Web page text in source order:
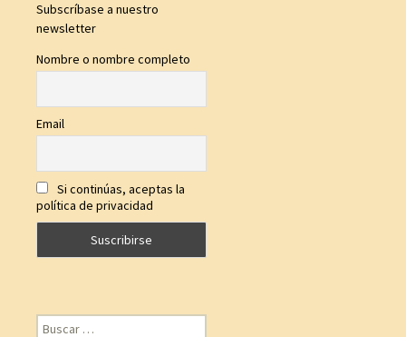
Subscríbase a nuestro
newsletter
Nombre o nombre completo
Email
Si continúas, aceptas la
política de privacidad
Buscar: